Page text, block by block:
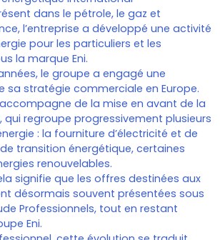
dans le pétrole, le gaz et
l’entreprise a développé une activité
pour les particuliers et les
la marque Eni.
le groupe a engagé une
sa stratégie commerciale en Europe.
de la mise en avant de la
qui regroupe progressivement plusieurs
: la fourniture d’électricité et de
transition énergétique, certaines
renouvelables.
signifie que les offres destinées aux
désormais souvent présentées sous
Professionnels, tout en restant
Eni.